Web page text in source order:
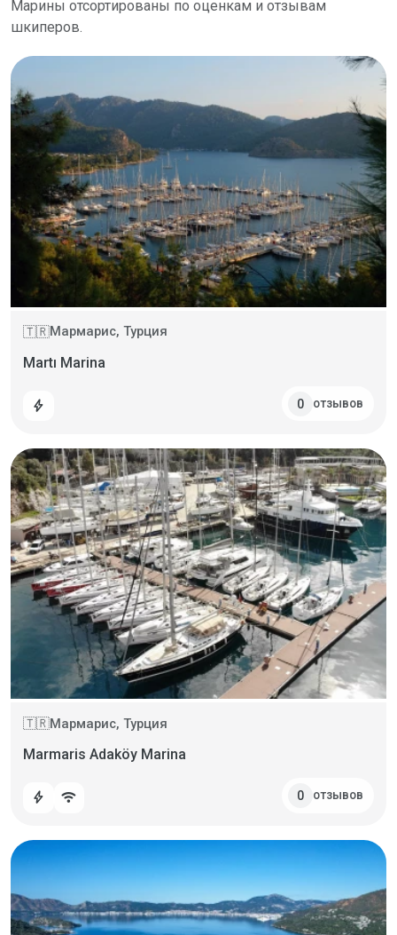
Марины отсортированы по оценкам и отзывам
шкиперов.
🇹🇷Мармарис, Турция
Martı Marina
bolt 0 отзывов
🇹🇷Мармарис, Турция
Marmaris Adaköy Marina
bolt wifi 0 отзывов